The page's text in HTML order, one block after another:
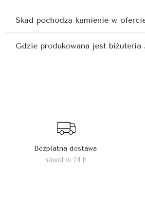
Skąd pochodzą kamienie w
Gdzie produkowana jest biżuteria
Bezpłatna dostawa
nawet w 24 h